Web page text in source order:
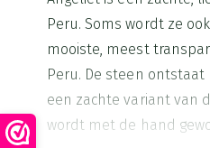
Peru. Soms wordt ze
mooiste, meest
Peru. De steen
een zachte variant van
wordt met de hand